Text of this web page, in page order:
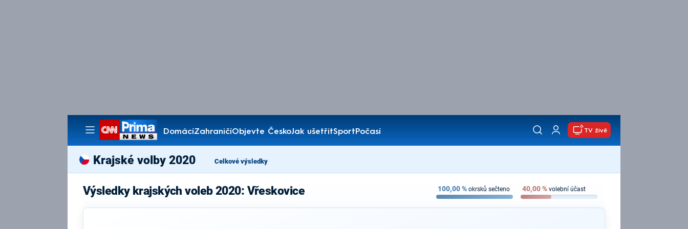
DomácíZahraničíObjevte ČeskoJak ušetřitSportPočasí
Pořady
TV živě
Krajské volby 2020 Celkové výsledky
Výsledky krajských voleb 2020: Vřeskovice 100,00% okrsků sečteno 40,00% volební účast